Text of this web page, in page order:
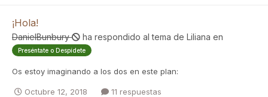
¡Hola!
DanielBunbury ha respondido al tema de Liliana en
Preséntate o Despídete
Os estoy imaginando a los dos en este plan:
Octubre 12, 2018 11 respuestas